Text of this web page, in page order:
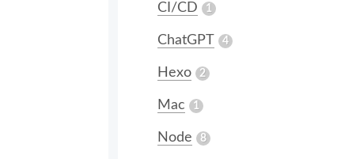
CI/CD 1
ChatGPT 4
Hexo 2
Mac 1
Node 8